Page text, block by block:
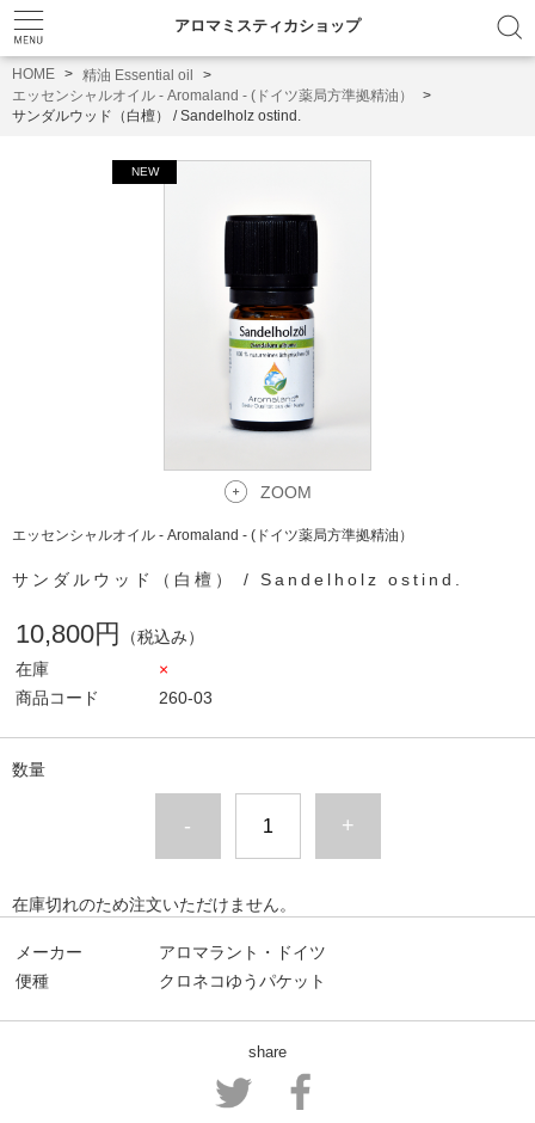
アロマミスティカショップ
HOME
精油 Essential oil
エッセンシャルオイル - Aromaland - (ドイツ薬局方準拠精油）
サンダルウッド（白檀） / Sandelholz ostind.
ZOOM
エッセンシャルオイル - Aromaland - (ドイツ薬局方準拠精油）
サンダルウッド（白檀） / Sandelholz ostind.
10,800円
（税込み）
在庫
×
商品コード
260-03
数量
- +
在庫切れのため注文いただけません。
メーカー
アロマラント・ドイツ
便種
クロネコゆうパケット
share